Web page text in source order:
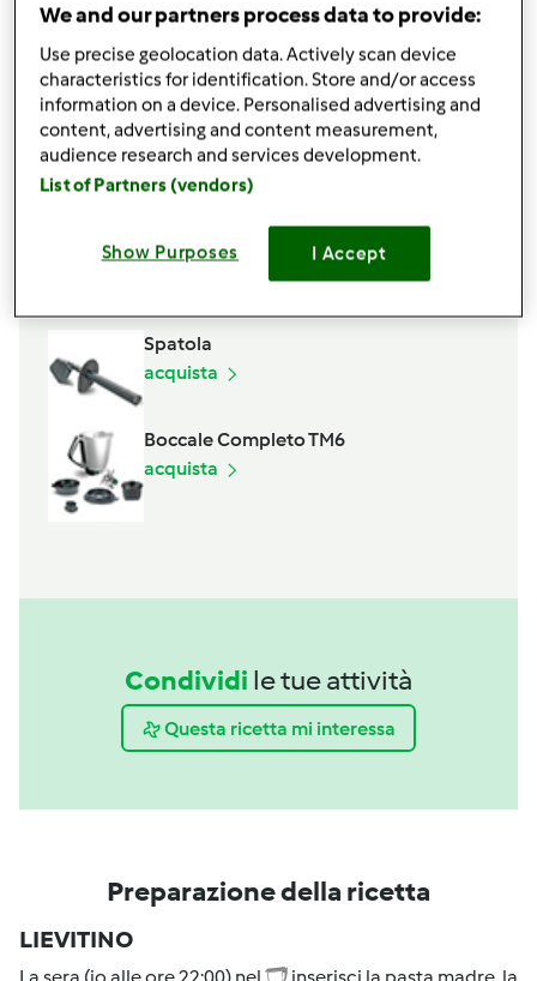
250 grdi zucchero
100 gr
di olio di girasole
3uova medie
1bustina di vanillina
4 grdi sale
la buccia di 1 arancia
Aggiungi alla lista della spesa
Spatola
acquista
Boccale Completo TM6
acquista
Condividi le tue attività
Questa ricetta mi interessa
Preparazione della ricetta
LIEVITINO
We and our partners process data to provide:
Use precise geolocation data. Actively scan device
characteristics for identification. Store and/or access
information on a device. Personalised advertising and
content, advertising and content measurement,
audience research and services development.
List of Partners (vendors)
Show Purposes I Accept